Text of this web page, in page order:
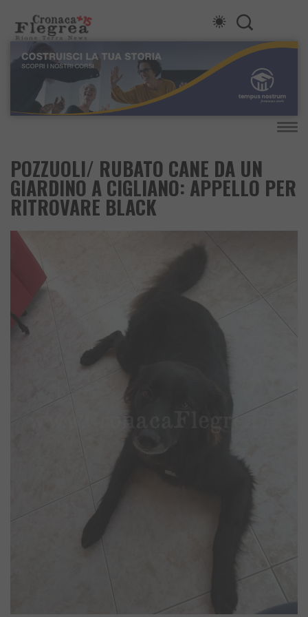
POZZUOLI/ RUBATO CANE DA UN
GIARDINO A CIGLIANO: APPELLO PER
RITROVARE BLACK